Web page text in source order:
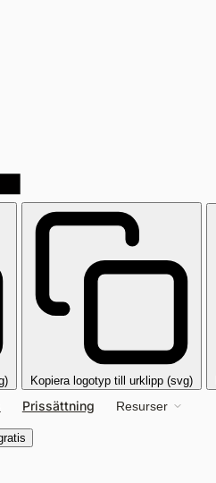
Kopiera logotyp till urklipp (svg)
Prissättning Resurser